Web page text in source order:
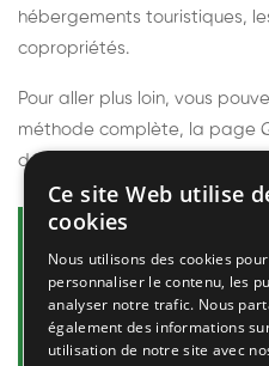
hébergements touristiques,
copropriétés.
Pour aller plus loin, vous
méthode complète, la page
découvrir
Questions
Le frelon européen
l'homme ?
Ce site Web utilise
cookies
Nous utilisons des cookies pour
personnaliser le contenu, les
analyser notre trafic. Nous
également des informations
utilisation de notre site avec